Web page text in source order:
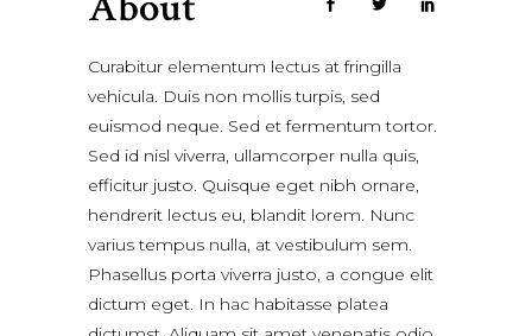
Curabitur elementum lectus at fringilla
vehicula. Duis non mollis turpis, sed
euismod neque. Sed et fermentum tortor.
Sed id nisl viverra, ullamcorper nulla quis,
efficitur justo. Quisque eget nibh ornare,
hendrerit lectus eu, blandit lorem. Nunc
varius tempus nulla, at vestibulum sem.
Phasellus porta viverra justo, a congue elit
dictum eget. In hac habitasse platea